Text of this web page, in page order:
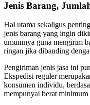
Jenis Barang,
Hal utama sekaligus
jenis barang yang ingin
umumnya guna mengirim
ringan jika dibanding
Pengiriman jenis jasa ini
Ekspedisi reguler
konsumen individu,
mempunyai berat minimum